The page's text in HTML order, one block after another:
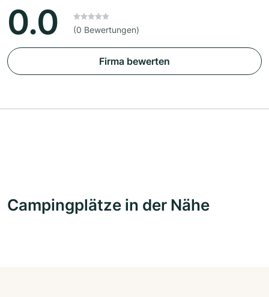
0.0 (0 Bewertungen)
Firma bewerten
Campingplätze in der Nähe